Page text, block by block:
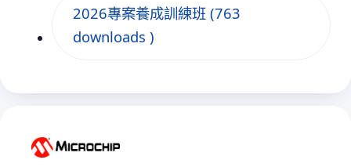
2026專案養成訓練班 (763
downloads )